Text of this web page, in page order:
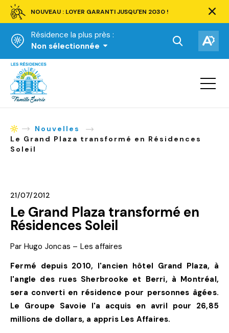
NOUVEAU : LOYER GARANTI JUSQU'EN 2030 !
barre
Résidence la plus près :
Non sélectionnée
Ouvrir
la
recherche.
la
Accueil
Ouvrir
la
AccueilNouvelles
Le Grand Plaza transformé en Résidences
Soleil
21/07/2012
Le Grand Plaza transformé en
Résidences Soleil
Par Hugo Joncas – Les affaires
Fermé depuis 2010, l'ancien hôtel Grand Plaza, à
l'angle des rues Sherbrooke et Berri, à Montréal,
sera converti en résidence pour personnes âgées.
Le Groupe Savoie l'a acquis en avril pour 26,85
millions de dollars, a appris Les Affaires.